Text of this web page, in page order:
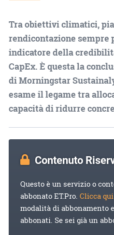
Tra obiettivi climatici,
rendicontazione sempre
indicatore della
CapEx. È questa la
di Morningstar
esame il legame tra
capacità di ridurre
Contenuto
Questo è un servizio o
abbonato ET.Pro. Clicca qui
modalità di abbonamento
abbonati. Se sei già un